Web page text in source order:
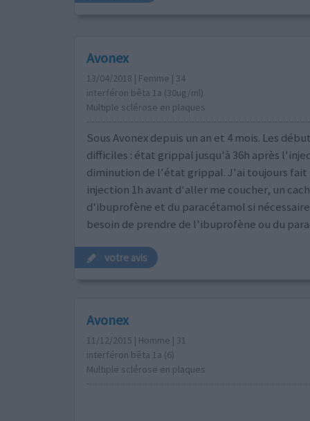
Avonex
13/04/2018 | Femme | 34
interféron bêta 1a (30ug/ml)
Multiple sclérose en plaques
Sous Avonex depuis un an et 4 mois. Les
difficiles : état grippal jusqu'à 36h après
diminution de l'état grippal. J'ai toujours fait
injection 1h avant d'aller me coucher, un
d'ibuprofène et du paracétamol si
besoin de prendre de l'ibuprofène ou du
votre avis
Avonex
11/12/2015 | Homme | 31
interféron bêta 1a (6)
Multiple sclérose en plaques